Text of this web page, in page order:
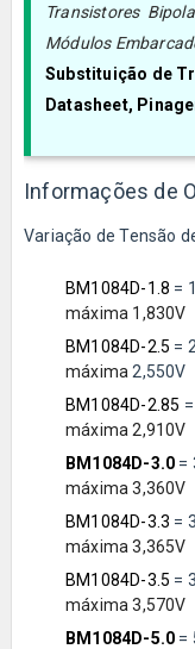
Transistores
Módulos
Substituição de
Datasheet,
Informações de
Variação de Tensão
BM1084D-1.8 =
máxima 1,830V
BM1084D-2.5 =
máxima2,550V
BM1084D-2.85 =
máxima 2,910V
BM1084D-3.0 =
máxima 3,360V
BM1084D-3.3 =
máxima 3,365V
BM1084D-3.5 =
máxima 3,570V
BM1084D-5.0 =